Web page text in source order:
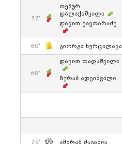
57'
Თემურ
Დალაქიშვილი
Დავით Ქავთარაძე
60' Გიორგი Ხურცილავა
68'
Დავით Თადაშვილი
Ზურაბ Ადეიშვილი
75' Ამირან Ძაგანია